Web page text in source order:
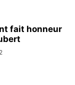
fait honneur